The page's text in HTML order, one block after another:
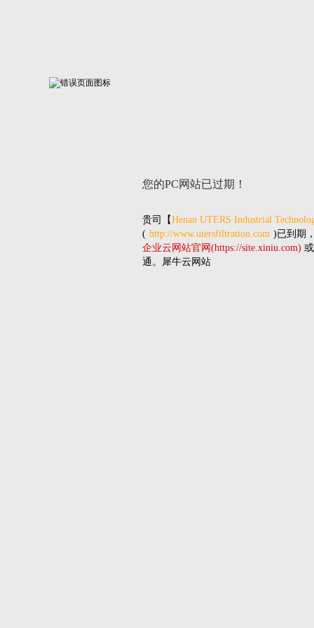
您的PC网站已过期！
贵司 【Henan UTERS Industrial
( http://www.utersfiltration.com )已到期
企业云网站官网(https://site.xiniu.com)
通。犀牛云网站